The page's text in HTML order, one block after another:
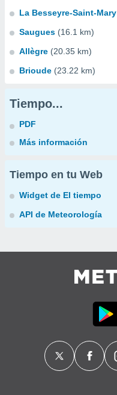
La Besseyre-Saint-Mary
Saugues (16.1 km)
Allègre (20.35 km)
Brioude (23.22 km)
Tiempo...
PDF
Más información
Tiempo en tu Web
Widget de El tiempo
API de Meteorología